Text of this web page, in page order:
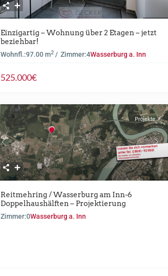
Einzigartig – Wohnung über 2 Etagen – jetzt
beziehbar!
Wohnfl.:97.00 m2/ Zimmer:4Wasserburg a. Inn
525.000€
Previous Next
Projekte
Reitmehring / Wasserburg am Inn-6
Doppelhaushälften – Projektierung
Zimmer:0Wasserburg a. Inn